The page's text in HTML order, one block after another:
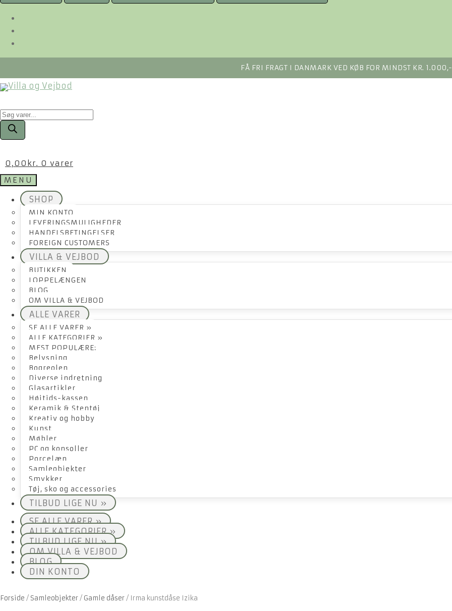
FÅ FRI FRAGT I DANMARK VED KØB FOR MINDST KR. 1.000,-
Products
search
0,00 kr. 0 varer
MENU
SHOP
MIN KONTO
LEVERINGSMULIGHEDER
HANDELSBETINGELSER
FOREIGN CUSTOMERS
VILLA & VEJBOD
BUTIKKEN
LOPPELÆNGEN
BLOG
OM VILLA & VEJBOD
ALLE VARER
SE ALLE VARER »
ALLE KATEGORIER »
MEST POPULÆRE:
Belysning
Bogreolen
Diverse indretning
Glasartikler
Højtids-kassen
Keramik & Stentøj
Kreativ og hobby
Kunst
Møbler
PC og konsoller
Porcelæn
Samleobjekter
Smykker
Tøj, sko og accessories
TILBUD LIGE NU »
SE ALLE VARER »
ALLE KATEGORIER »
TILBUD LIGE NU »
OM VILLA & VEJBOD
BLOG
DIN KONTO
Forside / Samleobjekter/ Gamle dåser/ Irma kunstdåse Izika